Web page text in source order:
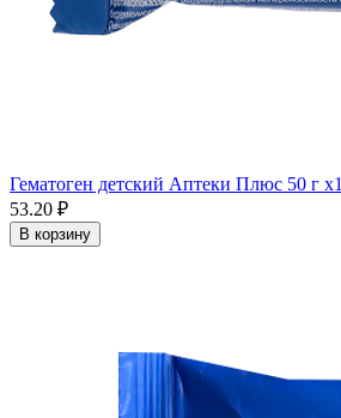
Гематоген детский Аптеки Плюс 50 г x1
53.20 ₽
В корзину